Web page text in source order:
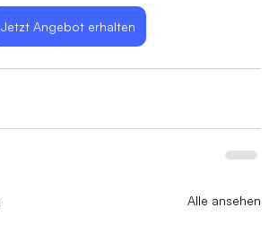
Jetzt Angebot erhalten
Alle ansehen